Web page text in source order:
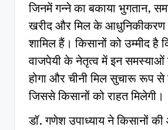
जिनमें गन्ने का बकाया भुगतान,
खरीद और मिल के आधुनिकीकरण
शामिल हैं। किसानों को उम्मीद है
वाजपेयी के नेतृत्व में इन समस्याओं
होगा और चीनी मिल सुचारू रूप से
जिससे किसानों को राहत मिलेगी।
डॉ. गणेश उपाध्याय ने किसानों